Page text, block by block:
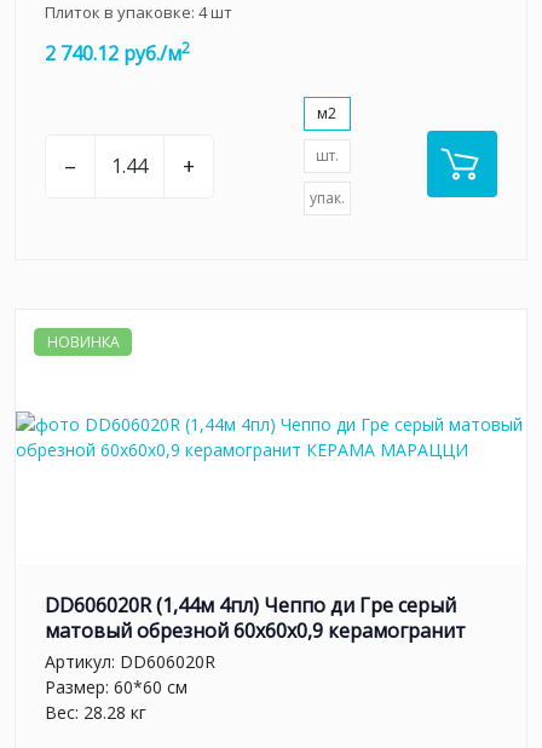
Плиток в упаковке: 4шт
2 740.12 руб./м2
– +
м2
шт.
упак.
НОВИНКА
DD606020R (1,44м 4пл) Чеппо ди Гре серый
матовый обрезной 60x60x0,9 керамогранит
Артикул: DD606020R
Размер: 60*60 см
Вес: 28.28 кг